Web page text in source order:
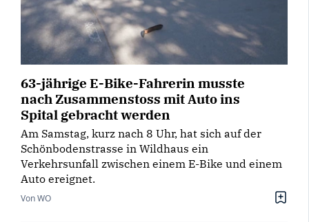
63-jährige E-Bike-Fahrerin musste
nach Zusammenstoss mit Auto ins
Spital gebracht werden
Am Samstag, kurz nach 8 Uhr, hat sich auf der
Schönbodenstrasse in Wildhaus ein
Verkehrsunfall zwischen einem E-Bike und einem
Auto ereignet.
Von WO